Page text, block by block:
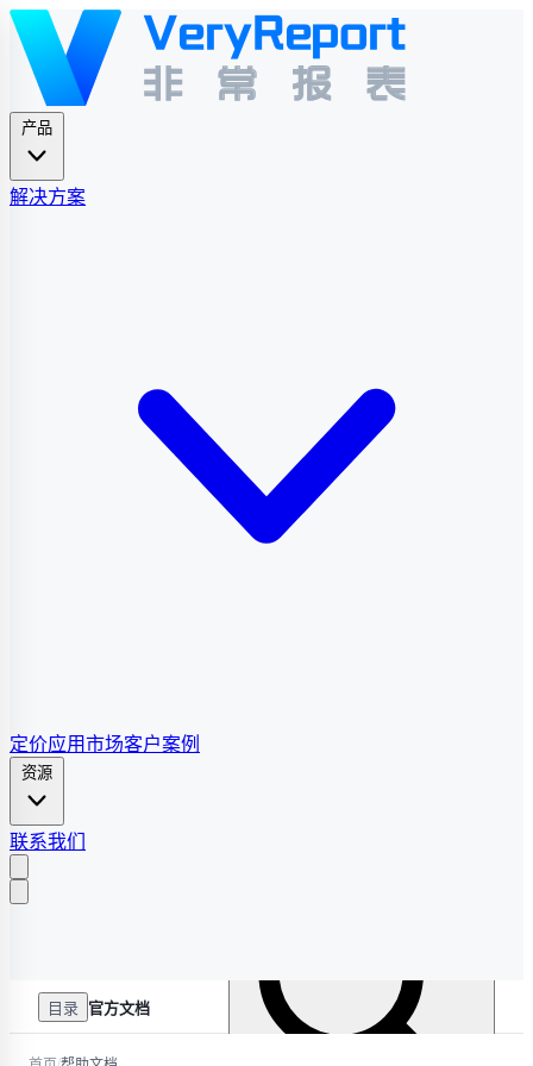
解决方案
定价应用市场客户案例
联系我们
目录 官方文档